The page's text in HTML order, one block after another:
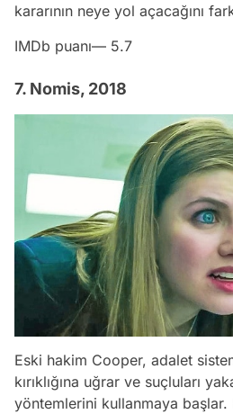
kararının neye yol açacağını
IMDb puanı— 5.7
7. Nomis, 2018
Eski hakim Cooper, adalet
kırıklığına uğrar ve suçluları
yöntemlerini kullanmaya